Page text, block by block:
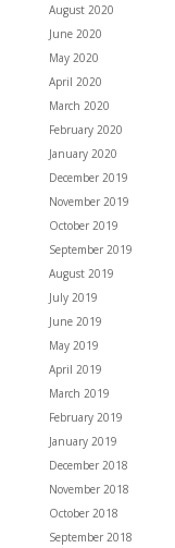
August 2020
June 2020
May 2020
April 2020
March 2020
February 2020
January 2020
December 2019
November 2019
October 2019
September 2019
August 2019
July 2019
June 2019
May 2019
April 2019
March 2019
February 2019
January 2019
December 2018
November 2018
October 2018
September 2018